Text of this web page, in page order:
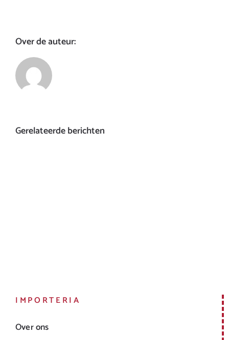
Over de auteur:
Gerelateerde berichten
IMPORTERIA
Over ons